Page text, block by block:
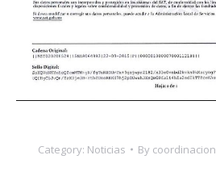
Category: Noticias By coordinacion